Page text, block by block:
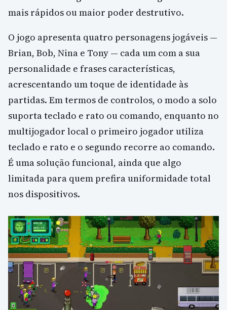
mais rápidos ou maior poder destrutivo.
O jogo apresenta quatro personagens jogáveis —
Brian, Bob, Nina e Tony — cada um com a sua
personalidade e frases características,
acrescentando um toque de identidade às
partidas. Em termos de controlos, o modo a solo
suporta teclado e rato ou comando, enquanto no
multijogador local o primeiro jogador utiliza
teclado e rato e o segundo recorre ao comando.
É uma solução funcional, ainda que algo
limitada para quem prefira uniformidade total
nos dispositivos.